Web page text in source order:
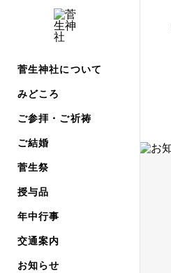
菅生神社について
みどころ
ご参拝・ご祈祷
ご結婚
菅生祭
授与品
年中行事
交通案内
お知らせ